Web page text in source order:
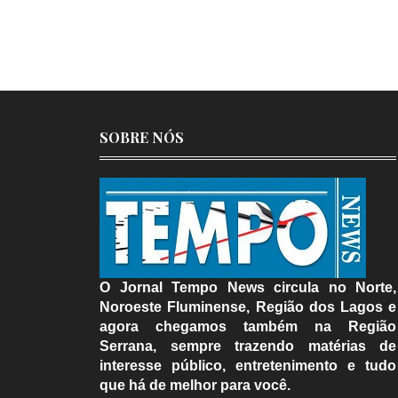
SOBRE NÓS
O Jornal Tempo News circula no Norte,
Noroeste Fluminense, Região dos Lagos e
agora chegamos também na Região
Serrana, sempre trazendo matérias de
interesse público, entretenimento e tudo
que há de melhor para você.